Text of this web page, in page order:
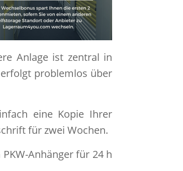
Anlage ist zentral in
problemlos über
eine Kopie Ihrer
für zwei Wochen.
Anhänger für 24 h